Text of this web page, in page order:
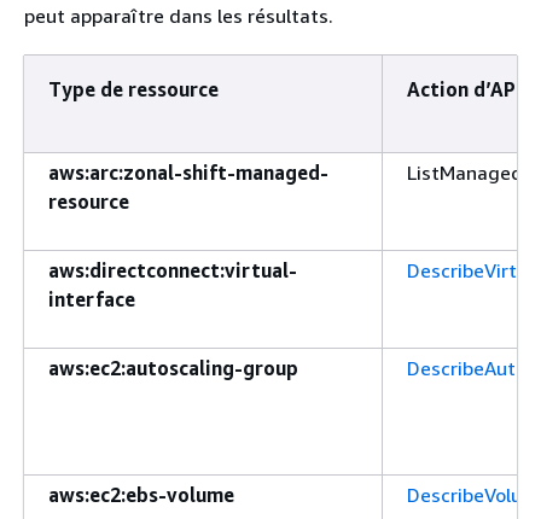
peut apparaître dans les résultats.
Type de ressource Action d’API
aws:arc:zonal-shift-managed-
resource
aws:directconnect:virtual-
interface
aws:ec2:autoscaling-group
aws:ec2:ebs-volume